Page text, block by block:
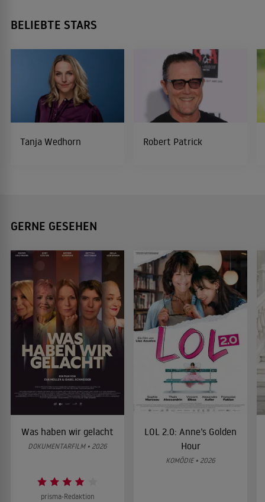
BELIEBTE STARS
Tanja Wedhorn Robert Patrick
GERNE GESEHEN
Was haben wir gelacht
DOKUMENTARFILM • 2026
prisma-Redaktion
LOL 2.0: Anne’s Golden
Hour
KOMÖDIE • 2026